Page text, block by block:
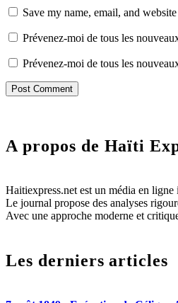
Save my name, email, and
Prévenez-moi de tous les
Prévenez-moi de tous les
A propos de Haïti
Haitiexpress.net est un média en
Le journal propose des analyses
Avec une approche moderne et
Les derniers articles